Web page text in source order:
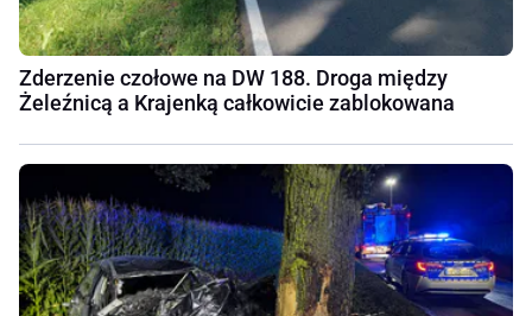
Zderzenie czołowe na DW 188. Droga między
Żeleźnicą a Krajenką całkowicie zablokowana